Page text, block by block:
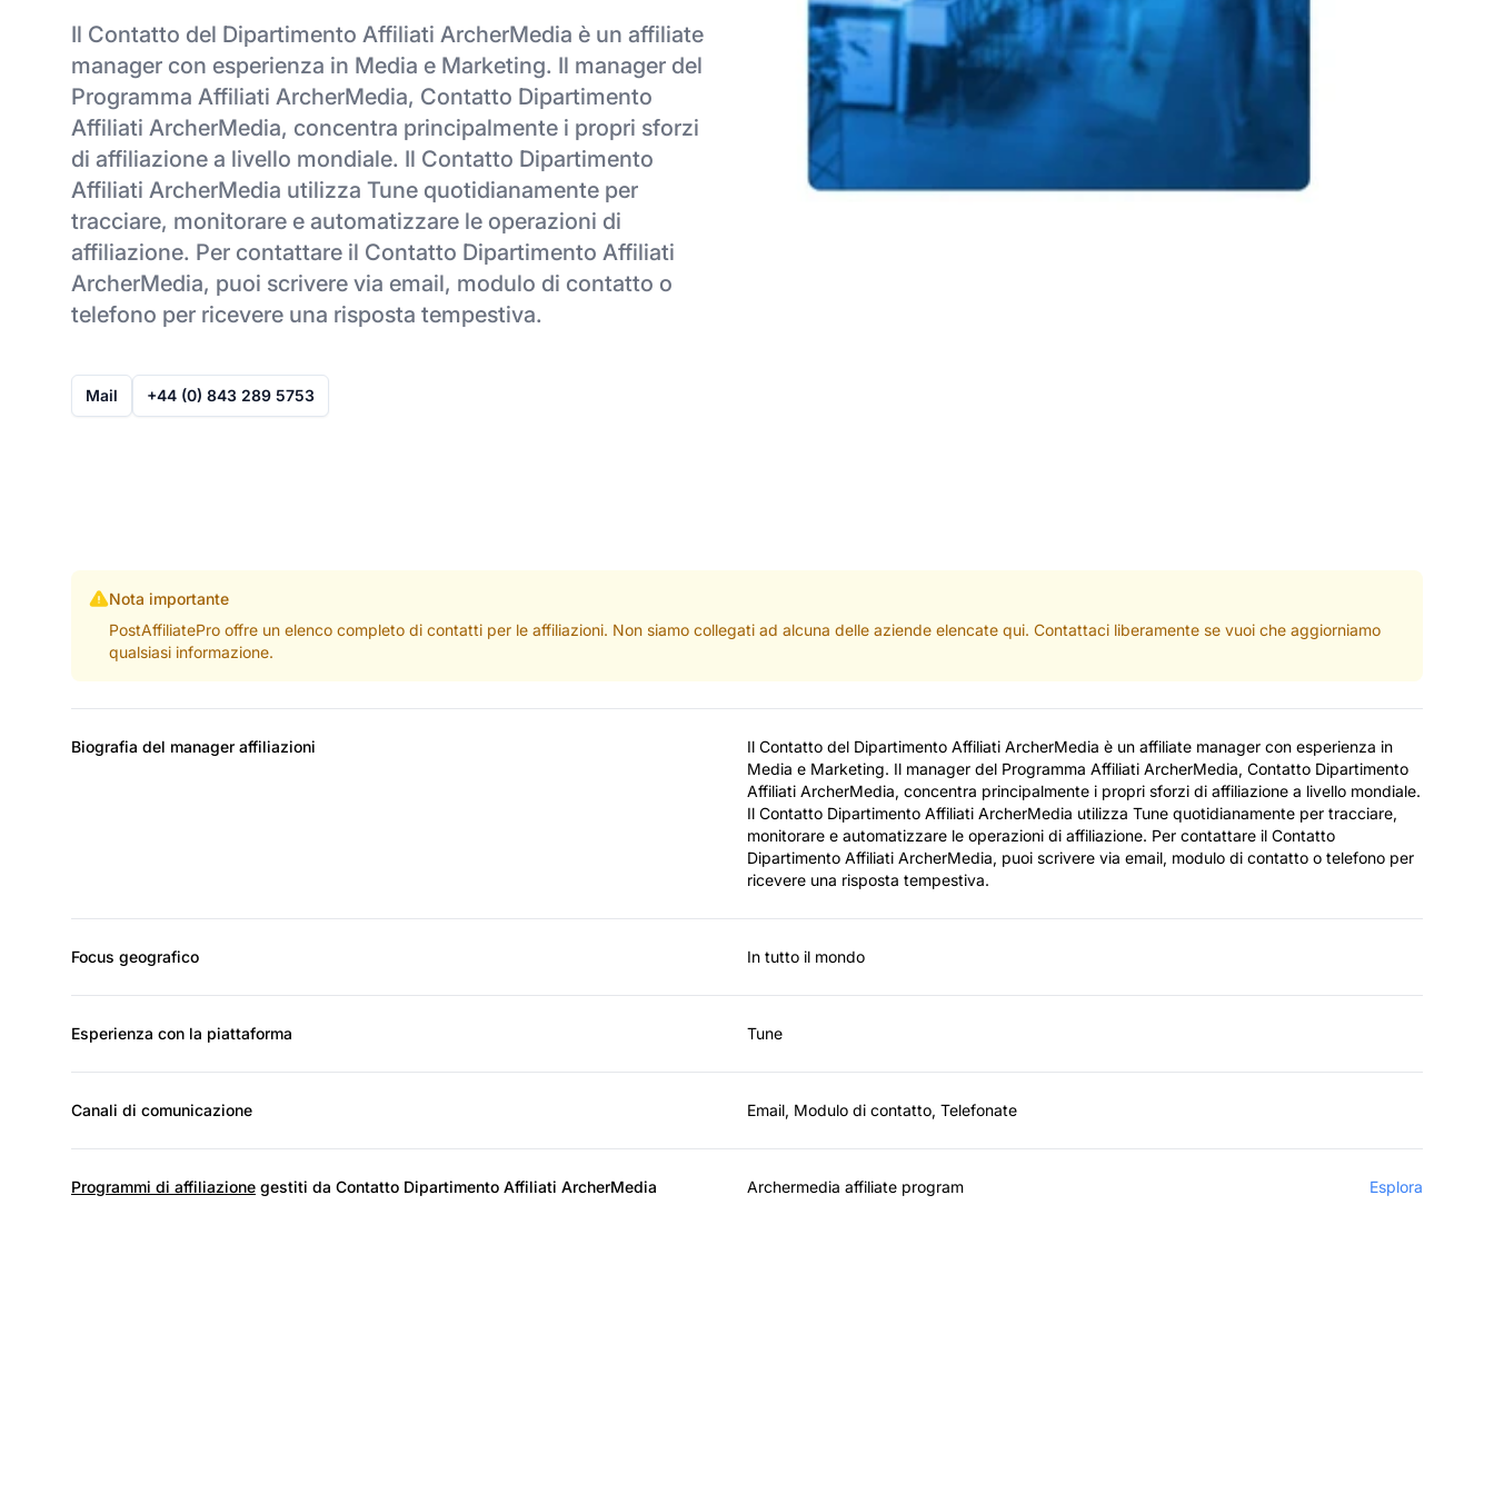
Il Contatto del Dipartimento Affiliati ArcherMedia è un affiliate
manager con esperienza in Media e Marketing. Il manager del
Programma Affiliati ArcherMedia, Contatto Dipartimento
Affiliati ArcherMedia, concentra principalmente i propri sforzi
di affiliazione a livello mondiale. Il Contatto Dipartimento
Affiliati ArcherMedia utilizza Tune quotidianamente per
tracciare, monitorare e automatizzare le operazioni di
affiliazione. Per contattare il Contatto Dipartimento Affiliati
ArcherMedia, puoi scrivere via email, modulo di contatto o
telefono per ricevere una risposta tempestiva.
Mail +44 (0) 843 289 5753
Nota importante
PostAffiliatePro offre un elenco completo di contatti per le affiliazioni. Non siamo collegati ad alcuna delle aziende elencate qui. Contattaci liberamente se vuoi che aggiorniamo
qualsiasi informazione.
Biografia del manager affiliazioni
Il Contatto del Dipartimento Affiliati ArcherMedia è un affiliate manager con esperienza in
Media e Marketing. Il manager del Programma Affiliati ArcherMedia, Contatto Dipartimento
Affiliati ArcherMedia, concentra principalmente i propri sforzi di affiliazione a livello mondiale.
Il Contatto Dipartimento Affiliati ArcherMedia utilizza Tune quotidianamente per tracciare,
monitorare e automatizzare le operazioni di affiliazione. Per contattare il Contatto
Dipartimento Affiliati ArcherMedia, puoi scrivere via email, modulo di contatto o telefono per
ricevere una risposta tempestiva.
Focus geografico In tutto il mondo
Esperienza con la piattaforma Tune
Canali di comunicazione Email, Modulo di contatto, Telefonate
Programmi di affiliazione gestiti da Contatto Dipartimento Affiliati ArcherMedia Archermedia affiliate program Esplora